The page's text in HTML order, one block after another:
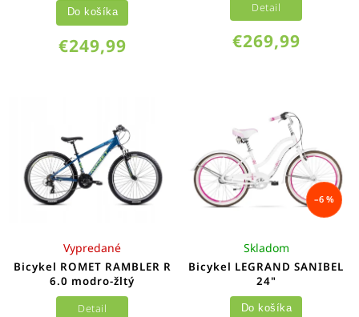
€249,99
Do košíka
€269,99
Detail
Bicykel ROMET RAMBLER R
6.0 modro-žltý
Vypredané
Detail
–6 %
Bicykel LEGRAND SANIBEL
24"
Skladom
Do košíka